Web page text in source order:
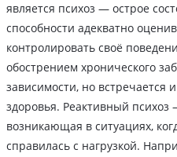
является психоз — острое
способности адекватно
контролировать своё
обострением хронического
зависимости, но встречается
здоровья. Реактивный психоз
возникающая в ситуациях,
справилась с нагрузкой.